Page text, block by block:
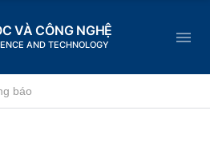
VÀ CÔNG NGHỆ
AND TECHNOLOGY
báo